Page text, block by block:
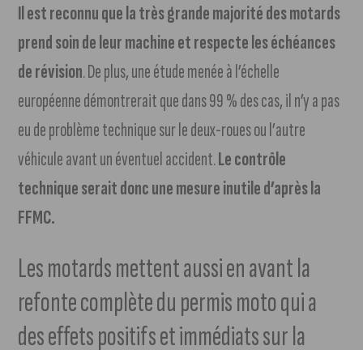
Il est reconnu que la très grande majorité des motards
prend soin de leur machine et respecte les échéances
de révision. De plus, une étude menée à l’échelle
européenne démontrerait que dans 99 % des cas, il n’y a pas
eu de problème technique sur le deux-roues ou l’autre
véhicule avant un éventuel accident.Le contrôle
technique serait donc une mesure inutile d’après la
FFMC.
Les motards mettent aussi en avant la
refonte complète du permis moto qui a
des effets positifs et immédiats sur la